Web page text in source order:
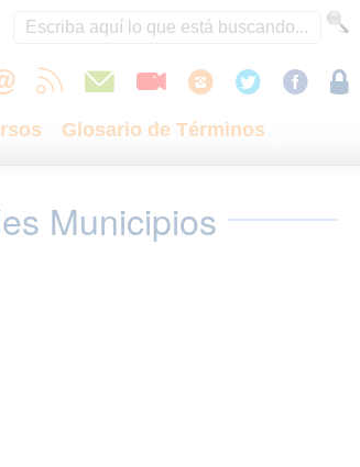
Glosario de Términos
Municipios